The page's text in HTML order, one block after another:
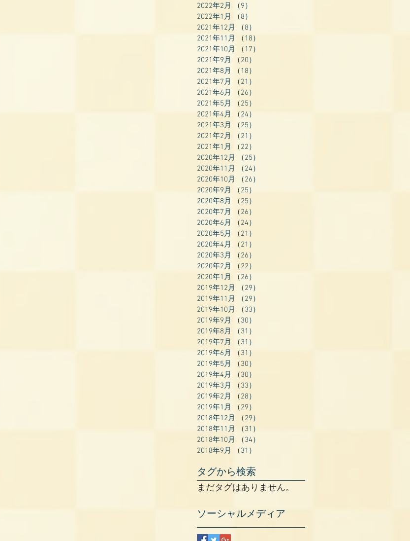
2022年2月
（9）
2022年1月
（8）
2021年12月
（8）
2021年11月
（18）
2021年10月
（17）
2021年9月
（20）
2021年8月
（18）
2021年7月
（21）
2021年6月
（26）
2021年5月
（25）
2021年4月
（24）
2021年3月
（25）
2021年2月
（21）
2021年1月
（22）
2020年12月
（25）
2020年11月
（24）
2020年10月
（26）
2020年9月
（25）
2020年8月
（25）
2020年7月
（26）
2020年6月
（24）
2020年5月
（21）
2020年4月
（21）
2020年3月
（26）
2020年2月
（22）
2020年1月
（26）
2019年12月
（29）
2019年11月
（29）
2019年10月
（33）
2019年9月
（30）
2019年8月
（31）
2019年7月
（31）
2019年6月
（31）
2019年5月
（30）
2019年4月
（30）
2019年3月
（33）
2019年2月
（28）
2019年1月
（29）
2018年12月
（29）
2018年11月
（31）
2018年10月
（34）
2018年9月
（31）
タグから検索
まだタグはありません。
ソーシャルメディア